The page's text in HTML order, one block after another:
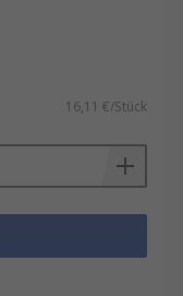
16,11 €/Stück